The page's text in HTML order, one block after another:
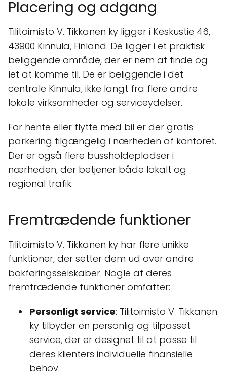
Placering og adgang
Tilitoimisto V. Tikkanen ky ligger i Keskustie 46,
43900 Kinnula, Finland. De ligger i et praktisk
beliggende område, der er nem at finde og
let at komme til. De er beliggende i det
centrale Kinnula, ikke langt fra flere andre
lokale virksomheder og serviceydelser.
For hente eller flytte med bil er der gratis
parkering tilgængelig i nærheden af kontoret.
Der er også flere bussholdepladser i
nærheden, der betjener både lokalt og
regional trafik.
Fremtrædende funktioner
Tilitoimisto V. Tikkanen ky har flere unikke
funktioner, der setter dem ud over andre
bokføringsselskaber. Nogle af deres
fremtrædende funktioner omfatter:
Personligt service: Tilitoimisto V. Tikkanen
ky tilbyder en personlig og tilpasset
service, der er designet til at passe til
deres klienters individuelle finansielle
behov.